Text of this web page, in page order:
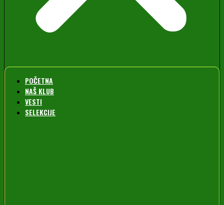
POČETNA
NAŠ KLUB
VESTI
SELEKCIJE